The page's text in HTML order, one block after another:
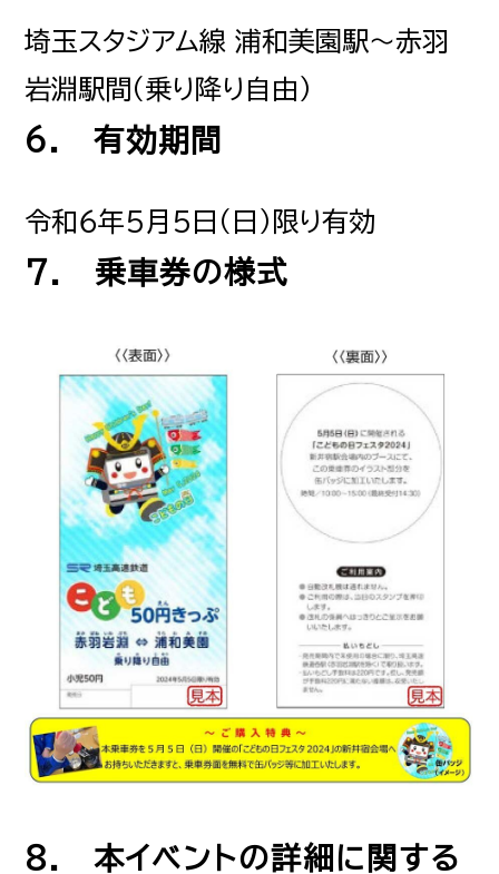
埼玉スタジアム線 浦和美園駅～赤羽
岩淵駅間（乗り降り自由）
6. 有効期間
令和６年５月５日（日）限り有効
7. 乗車券の様式
8. 本イベントの詳細に関する